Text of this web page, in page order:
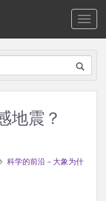
地震？
科学的前沿－大象为什